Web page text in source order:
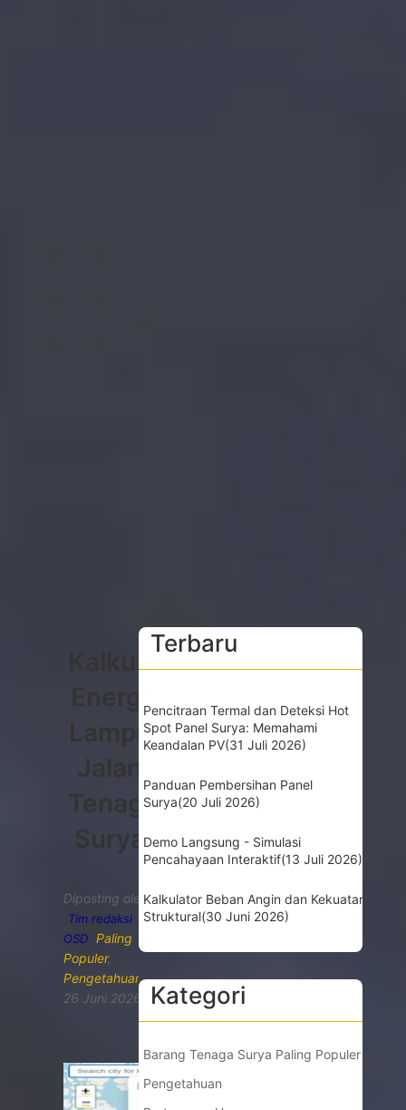
Kalkulator
Energi
Lampu
Jalan
Tenaga
Surya
Diposting oleh
Tim redaksi
OSD Paling
Populer,
Pengetahuan
26 Juni 2026
Terbaru
Pencitraan Termal dan Deteksi Hot
Spot Panel Surya: Memahami
Keandalan PV(31 Juli 2026)
Panduan Pembersihan Panel
Surya(20 Juli 2026)
Demo Langsung - Simulasi
Pencahayaan Interaktif(13 Juli 2026)
Kalkulator Beban Angin dan Kekuatan
Struktural(30 Juni 2026)
Kategori
Barang Tenaga Surya Paling Populer
Pengetahuan